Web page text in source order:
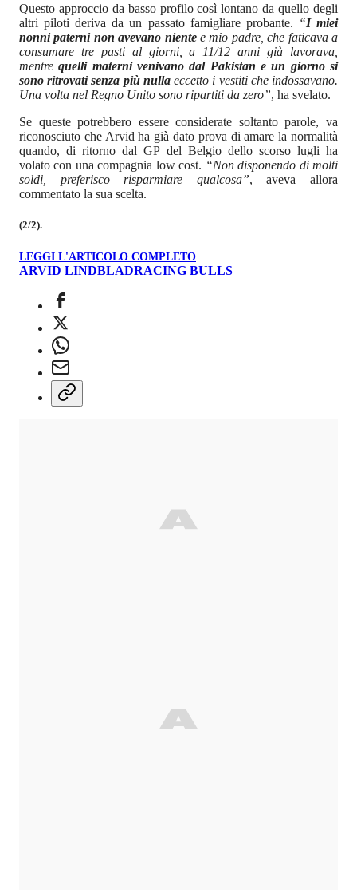
Questo approccio da basso profilo così lontano da quello degli
altri piloti deriva da un passato famigliare probante. “I miei
nonni paterni non avevano nientee mio padre, che faticava a
consumare tre pasti al giorni, a 11/12 anni già lavorava,
mentre quelli materni venivano dal Pakistan e un giorno si
sono ritrovati senza più nullaeccetto i vestiti che indossavano.
Una volta nel Regno Unito sono ripartiti da zero”, ha svelato.
Se queste potrebbero essere considerate soltanto parole, va
riconosciuto che Arvid ha già dato prova di amare la normalità
quando, di ritorno dal GP del Belgio dello scorso lugli ha
volato con una compagnia low cost. “Non disponendo di molti
soldi, preferisco risparmiare qualcosa”, aveva allora
commentato la sua scelta.
(2/2).
LEGGI L'ARTICOLO COMPLETO
ARVID LINDBLADRACING BULLS